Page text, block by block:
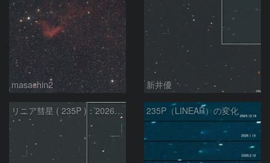
masachin2 新井優
リニア彗星 ( 235P )：2026/05/29 235P（LINEAR）の変化